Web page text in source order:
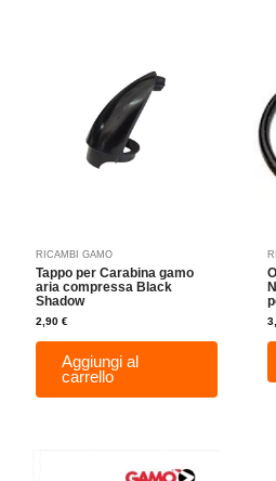
RICAMBI GAMO
Tappo per Carabina gamo
aria compressa Black
Shadow
2,90€
Aggiungi al
carrello